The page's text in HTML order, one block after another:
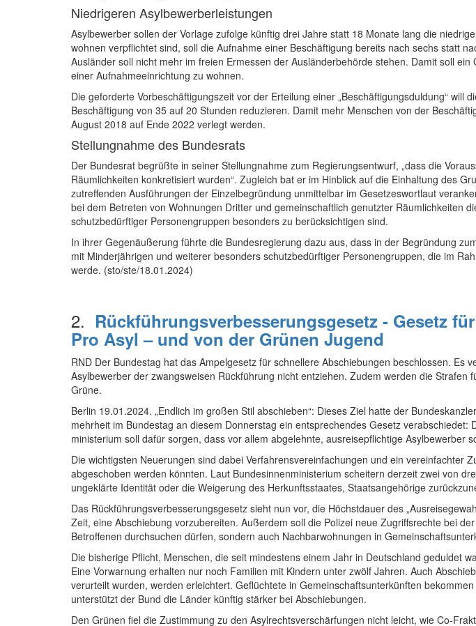
Niedrigeren Asylbewerberleistungen
Asylbewerber sollen der Vorlage zufolge künftig drei Jahre statt 18 Monate lang die
wohnen verpflichtet sind, soll die Aufnahme einer Beschäftigung bereits nach sechs statt
Ausländer soll nicht mehr im freien Ermessen der Ausländerbehörde stehen. Damit soll
einer Aufnahmeeinrichtung zu wohnen.
Die geforderte Vorbeschäftigungszeit vor der Erteilung einer „Beschäftigungsduldung“
Beschäftigung von 35 auf 20 Stunden reduzieren. Damit mehr Menschen von der
August 2018 auf Ende 2022 verlegt werden.
Stellungnahme des Bundesrats
Der Bundesrat begrüßte in seiner Stellungnahme zum Regierungsentwurf, „dass die
Räumlichkeiten konkretisiert wurden“. Zugleich bat er im Hinblick auf die Einhaltung des
zutreffenden Ausführungen der Einzelbegründung unmittelbar im Gesetzeswortlaut
bei dem Betreten von Wohnungen Dritter und gemeinschaftlich genutzter Räumlichkeiten
schutzbedürftiger Personengruppen besonders zu berücksichtigen sind.
In ihrer Gegenäußerung führte die Bundesregierung dazu aus, dass in der Begründung
mit Minderjährigen und weiterer besonders schutzbedürftiger Personengruppen, die im
werde. (sto/ste/18.01.2024)
2. Rückführungsverbesserungsgesetz - Gesetz
Pro Asyl – und von der Grünen Jugend
RND Der Bundestag hat das Ampel­gesetz für schnellere Abschiebungen beschlossen.
Asylbewerber der zwangsweisen Rückführung nicht entziehen. Zudem werden die
Grüne.
Berlin 19.01.2024. „Endlich im großen Stil abschieben“: Dieses Ziel hatte der
mehrheit im Bundestag an diesem Donnerstag ein entsprechendes Gesetz
ministerium soll dafür sorgen, dass vor allem abgelehnte, ausreise­pflichtige Asylbewerber
Die wichtigsten Neuerungen sind dabei Verfahrens­vereinfachungen und ein vereinfachter
abgeschoben werden könnten. Laut Bundes­innen­ministerium scheitern derzeit zwei von
ungeklärte Identität oder die Weigerung des Herkunfts­staates, Staats­angehörige
Das Rückführungs­verbesserungs­gesetz sieht nun vor, die Höchstdauer des
Zeit, eine Abschiebung vorzubereiten. Außerdem soll die Polizei neue Zugriffs­rechte bei
Betroffenen durchsuchen dürfen, sondern auch Nachbar­wohnungen in
Die bisherige Pflicht, Menschen, die seit mindestens einem Jahr in Deutschland geduldet
Eine Vorwarnung erhalten nur noch Familien mit Kindern unter zwölf Jahren. Auch
verurteilt wurden, werden erleichtert. Geflüchtete in Gemeinschafts­unterkünften
unterstützt der Bund die Länder künftig stärker bei Abschiebungen.
Den Grünen fiel die Zustimmung zu den Asylrechts­verschärfungen nicht leicht, wie Co-